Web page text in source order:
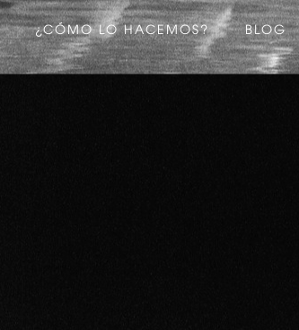
¿CÓMO LO HACEMOS? BLOG